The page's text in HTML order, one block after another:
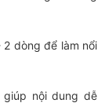
2 dòng để làm nổi
giúp nội dung dễ